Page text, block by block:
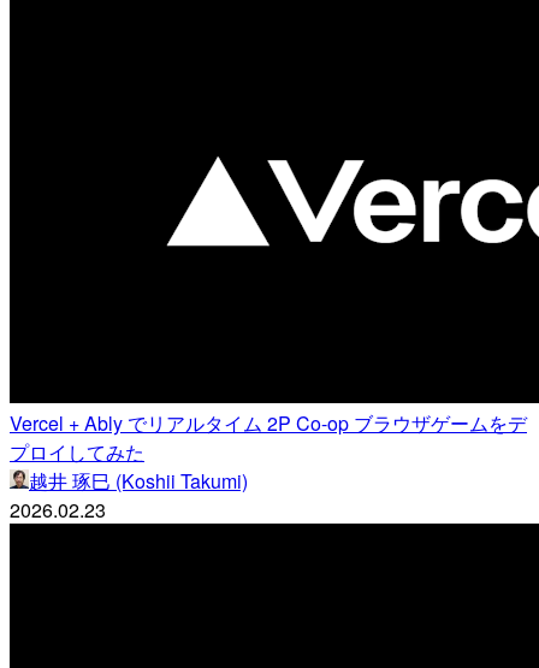
Vercel + Ably でリアルタイム 2P Co-op ブラウザゲームをデ
プロイしてみた
越井 琢巳 (Koshii Takumi)
2026.02.23